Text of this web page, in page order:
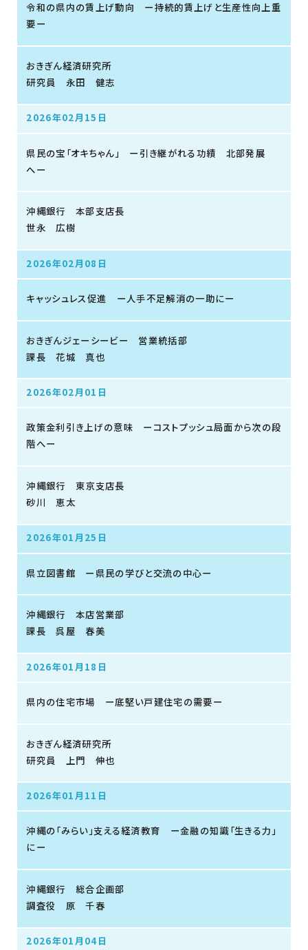
令和の県内の賃上げ動向 ー持続的賃上げと生産性向上重
要ー
おきぎん経済研究所
研究員 永田 健志
2026年02月15日
県民の宝「オキちゃん」 ー引き継がれる功績 北部発展
へー
沖縄銀行 本部支店長
世永 広樹
2026年02月08日
キャッシュレス促進 ー人手不足解消の一助にー
おきぎんジェーシービー 営業統括部
課長 花城 真也
2026年02月01日
政策金利引き上げの意味 ーコストプッシュ局面から次の段
階へー
沖縄銀行 東京支店長
砂川 恵太
2026年01月25日
県立図書館 ー県民の学びと交流の中心ー
沖縄銀行 本店営業部
課長 呉屋 春美
2026年01月18日
県内の住宅市場 ー底堅い戸建住宅の需要ー
おきぎん経済研究所
研究員 上門 伸也
2026年01月11日
沖縄の「みらい」支える経済教育 ー金融の知識「生きる力」
にー
沖縄銀行 総合企画部
調査役 原 千春
2026年01月04日